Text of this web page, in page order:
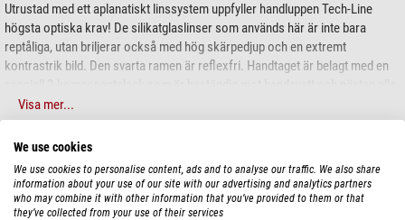
Utrustad med ett aplanatiskt linssystem uppfyller handluppen Tech-Line
högsta optiska krav! De silikatglaslinser som används här är inte bara
reptåliga, utan briljerar också med hög skärpedjup och en extremt
kontrastrik bild. Den svarta ramen är reflexfri. Handtaget är belagt med en
kemikalier och lösningsmedel.
Visa mer...
TEKNISKA DATA
Prestanda
We use cookies
We use cookies to personalise content, ads and to analyse our traffic. We also share
information about your use of our site with our advertising and analytics partners
who may combine it with other information that you’ve provided to them or that
they’ve collected from your use of their services